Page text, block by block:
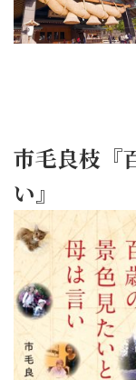
市毛良枝『
い』